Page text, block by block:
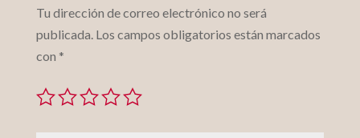
Tu dirección de correo electrónico no será
publicada. Los campos obligatorios están marcados
con *